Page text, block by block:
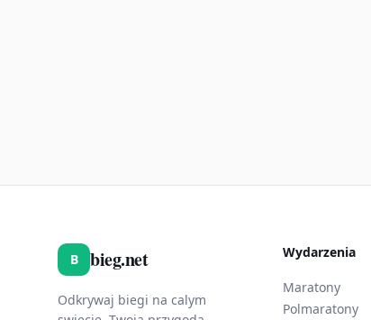
B bieg.net
Odkrywaj biegi na calym
Wydarzenia
Maratony
Polmaratony